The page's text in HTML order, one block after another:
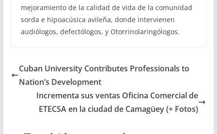
mejoramiento de la calidad de vida de la comunidad
sorda e hipoacúsica avileña, donde intervienen
audiólogos, defectólogos, y Otorrinolaringólogos.
Cuban University Contributes Professionals to
Nation’s Development
Incrementa sus ventas Oficina Comercial de
ETECSA en la ciudad de Camagüey (+ Fotos)